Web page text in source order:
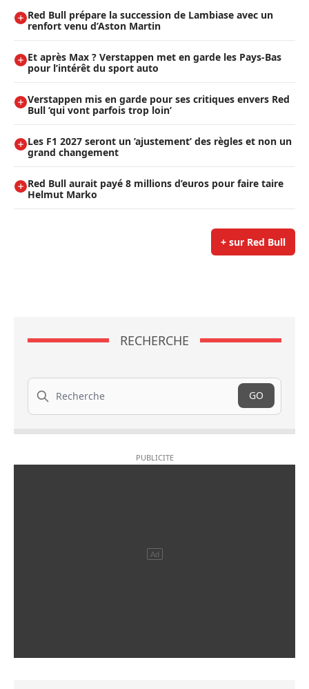
Red Bull prépare la succession de Lambiase avec un
renfort venu d’Aston Martin
Et après Max ? Verstappen met en garde les Pays-Bas
pour l’intérêt du sport auto
Verstappen mis en garde pour ses critiques envers Red
Bull ’qui vont parfois trop loin’
Les F1 2027 seront un ’ajustement’ des règles et non un
grand changement
Red Bull aurait payé 8 millions d’euros pour faire taire
Helmut Marko
+ sur Red Bull
RECHERCHE
Recherche
GO